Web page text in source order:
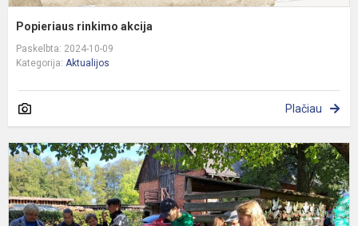
Popieriaus rinkimo akcija
Paskelbta: 2024-10-09
Kategorija: Aktualijos
Plačiau